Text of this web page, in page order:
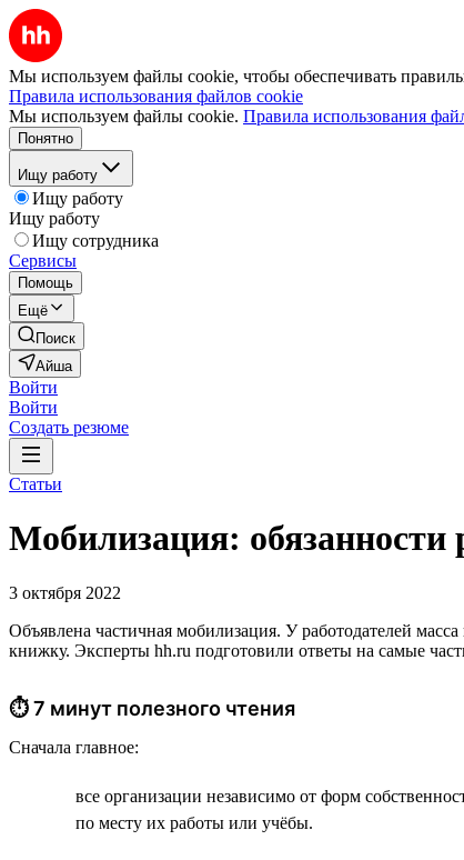
Мы используем файлы cookie, чтобы обеспечивать
Правила использования файлов cookie
Мы используем файлы cookie. Правила использования
Понятно
Ищу работу
Ищу работу
Ищу работу
Ищу сотрудника
Сервисы
Помощь
Ещё
Поиск
Айша
Войти
Войти
Создать резюме
Статьи
Мобилизация: обязанности
3 октября 2022
Объявлена частичная мобилизация. У работодателей
книжку. Эксперты hh.ru подготовили ответы на самые
⏱ 7 минут полезного чтения
Сначала главное:
все организации независимо от форм
по месту их работы или учёбы.